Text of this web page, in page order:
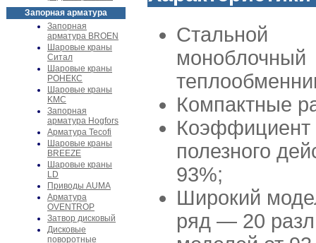
Запорная арматура
Запорная
арматура BROEN
Шаровые краны
Ситал
Шаровые краны
РОНЕКС
Шаровые краны
KMC
Запорная
арматура Hogfors
Арматура Tecofi
Шаровые краны
BREEZE
Шаровые краны
LD
Приводы AUMA
Арматура
OVENTROP
Затвор дисковый
Дисковые
поворотные
Стальной
моноблочный
Компактные
Коэффициент
полезного
93%;
Широкий
ряд — 20